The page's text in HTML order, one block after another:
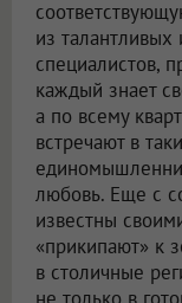
из талантливых
специалистов,
каждый знает
а по всему
встречают в
любовь. Еще с
известны
«прикипают» к
в столичные